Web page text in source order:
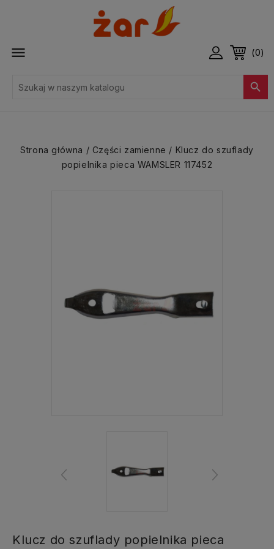
 (0)

Strona główna Części zamienne
Klucz do szuflady
popielnika pieca WAMSLER 117452
Klucz do szuflady popielnika pieca